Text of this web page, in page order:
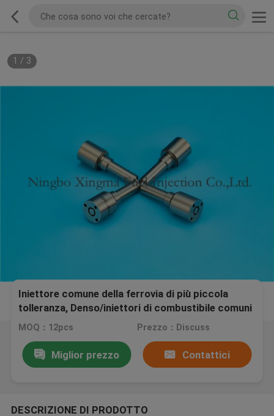
1 / 3
Iniettore comune della ferrovia di più piccola
tolleranza, Denso/iniettori di combustibile comuni
ferrovia di Delfi
MOQ：12pcs Prezzo：Discuss
Miglior prezzo Contattici
DESCRIZIONE DI PRODOTTO